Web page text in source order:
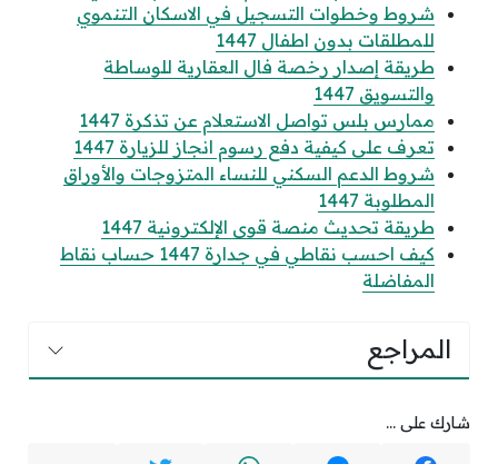
شروط وخطوات التسجيل في الاسكان التنموي
للمطلقات بدون اطفال 1447
طريقة إصدار رخصة فال العقارية للوساطة
والتسويق 1447
ممارس بلس تواصل الاستعلام عن تذكرة 1447
تعرف على كيفية دفع رسوم انجاز للزيارة 1447
شروط الدعم السكني للنساء المتزوجات والأوراق
المطلوبة 1447
طريقة تحديث منصة قوى الإلكترونية 1447
كيف احسب نقاطي في جدارة 1447 حساب نقاط
المفاضلة
المراجع
شارك على ...